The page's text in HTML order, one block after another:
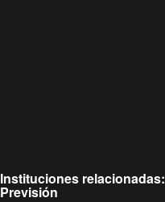
Instituciones relacionadas:
Previsión